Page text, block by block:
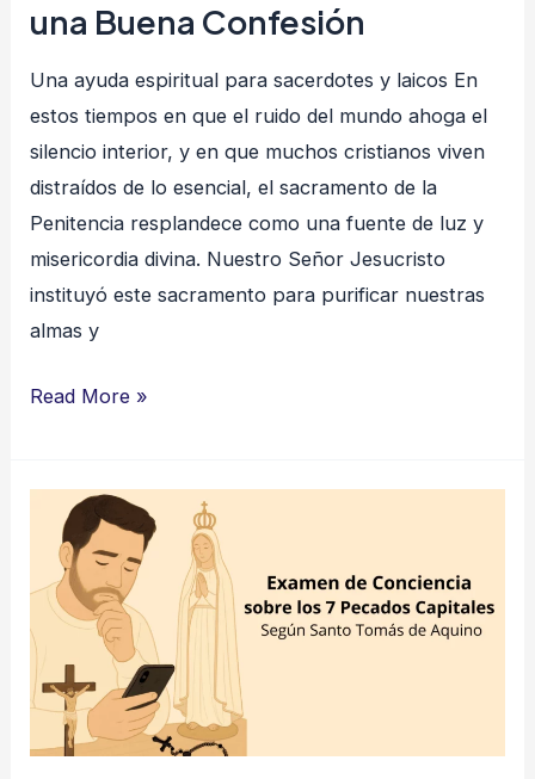
una Buena Confesión
Una ayuda espiritual para sacerdotes y laicos En
estos tiempos en que el ruido del mundo ahoga el
silencio interior, y en que muchos cristianos viven
distraídos de lo esencial, el sacramento de la
Penitencia resplandece como una fuente de luz y
misericordia divina. Nuestro Señor Jesucristo
instituyó este sacramento para purificar nuestras
almas y
Read More »
Examen
Conciencia
sobre
los
7
Pecados
Capitales